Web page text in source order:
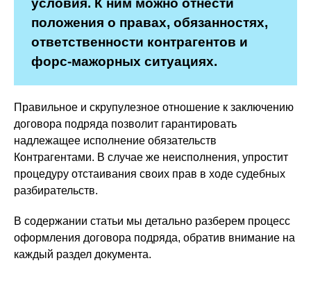
условия. К ним можно отнести
положения о правах, обязанностях,
ответственности контрагентов и
форс-мажорных ситуациях.
Правильное и скрупулезное отношение к заключению
договора подряда позволит гарантировать
надлежащее исполнение обязательств
Контрагентами. В случае же неисполнения, упростит
процедуру отстаивания своих прав в ходе судебных
разбирательств.
В содержании статьи мы детально разберем процесс
оформления договора подряда, обратив внимание на
каждый раздел документа.